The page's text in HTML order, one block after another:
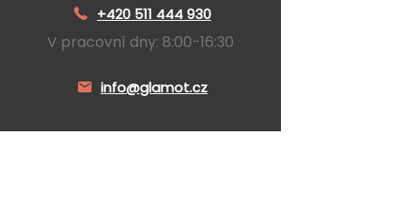
+420 511 444 930
V pracovní dny: 8:00-16:30
info@glamot.cz